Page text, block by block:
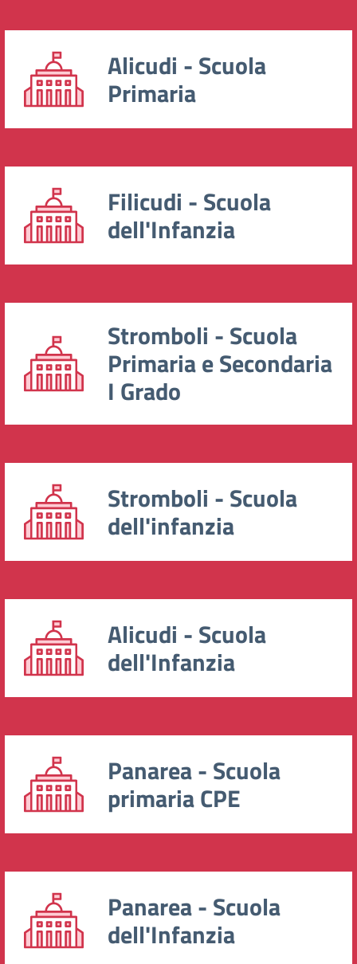
Alicudi - Scuola
Primaria
Filicudi - Scuola
dell'Infanzia
Stromboli - Scuola
Primaria e Secondaria
I Grado
Stromboli - Scuola
dell'infanzia
Alicudi - Scuola
dell'Infanzia
Panarea - Scuola
primaria CPE
Panarea - Scuola
dell'Infanzia